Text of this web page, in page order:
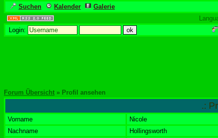
Suchen Kalender
Galerie
Login:
Forum Übersicht » Profil ansehen
.:
Vorname
Nicole
Nachname
Hollingsworth